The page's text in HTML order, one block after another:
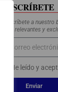
SUSCRÍBETE
Suscríbete a
más relevantes y
He leído y
Enviar